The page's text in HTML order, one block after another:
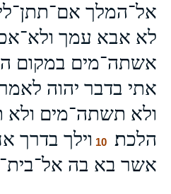
אל־המלך
לא אבא עמך
אשתה־מים במקום
אתי בדבר יהוה
ולא תשתה־מים
הלכת׃
10 וילך בדרך
אשר בא בה